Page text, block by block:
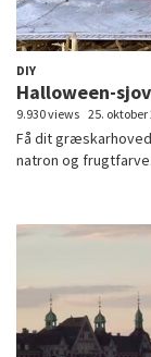
DIY
Halloween-
9.930 views 25. oktober
Få dit
natron og